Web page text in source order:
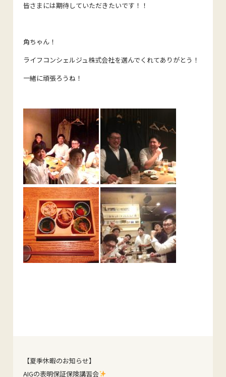
皆さまには期待していただきたいです！！
角ちゃん！
ライフコンシェルジュ株式会社を選んでくれてありがとう！
一緒に頑張ろうね！
【夏季休暇のお知らせ】
AIGの表明保証保険講習会